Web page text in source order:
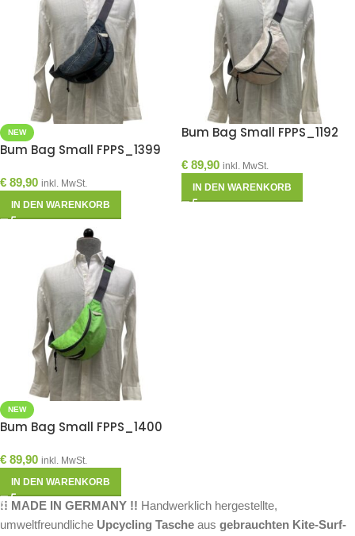
NEW
Bum Bag Small FPPS_1399
€ 89,90 inkl. MwSt.
IN DEN WARENKORB
Bum Bag Small FPPS_1192
€ 89,90 inkl. MwSt.
IN DEN WARENKORB
NEW
Bum Bag Small FPPS_1400
€ 89,90 inkl. MwSt.
IN DEN WARENKORB
!! MADE IN GERMANY !! Handwerklich hergestellte,
umweltfreundliche Upcycling Tasche aus gebrauchten Kite-Surf-